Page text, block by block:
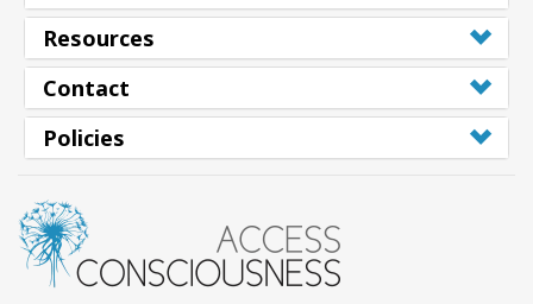
Resources
Contact
Policies